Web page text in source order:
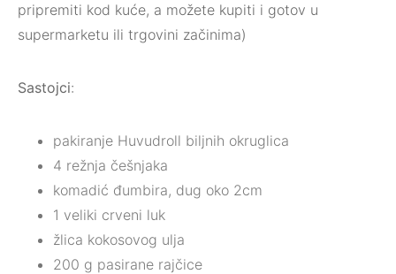
pripremiti kod kuće, a možete kupiti i gotov u
supermarketu ili trgovini začinima)
Sastojci:
pakiranje Huvudroll biljnih okruglica
4 režnja češnjaka
komadić đumbira, dug oko 2cm
1 veliki crveni luk
žlica kokosovog ulja
200 g pasirane rajčice